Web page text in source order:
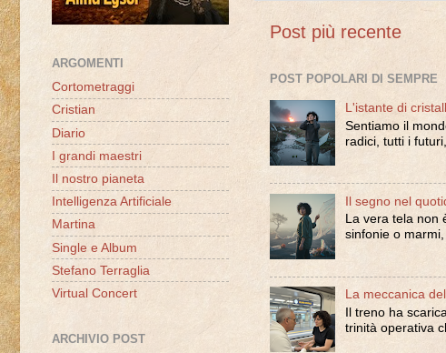
Post più recente
POST POPOLARI DI SEMPRE
L'istante di
Sentiamo il
radici, tutti i
Il segno nel
La vera tela non
sinfonie o
La meccanica
Il treno ha
trinità operativa
ARGOMENTI
Cortometraggi
Cristian
Diario
I grandi maestri
Il nostro pianeta
Intelligenza Artificiale
Martina
Single e Album
Stefano Terraglia
Virtual Concert
ARCHIVIO POST